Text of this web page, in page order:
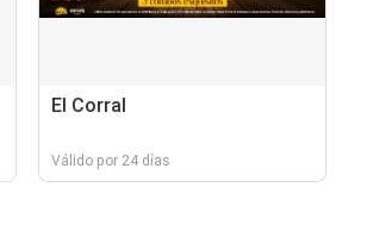
El Corral
Válido por 24 días